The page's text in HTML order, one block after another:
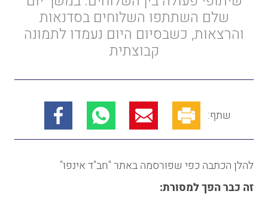
שלם השתתפו השלוחים בסדנאות
והרצאות, כשבסיום היום נעמדו לתמונה
קבוצתית
שתף:
להלן הכתבה כפי שפורסמה באתר "חב"ד אינפו"
זה כבר הפך למסורת: